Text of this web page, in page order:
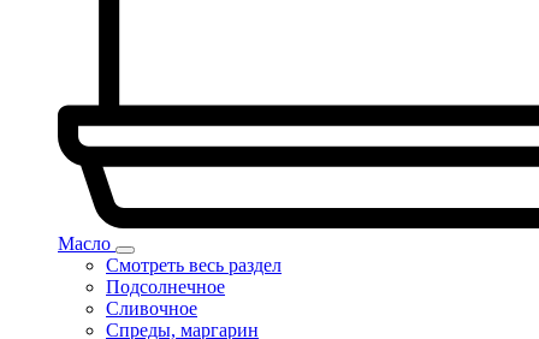
Масло
Смотреть весь раздел
Подсолнечное
Сливочное
Спреды, маргарин